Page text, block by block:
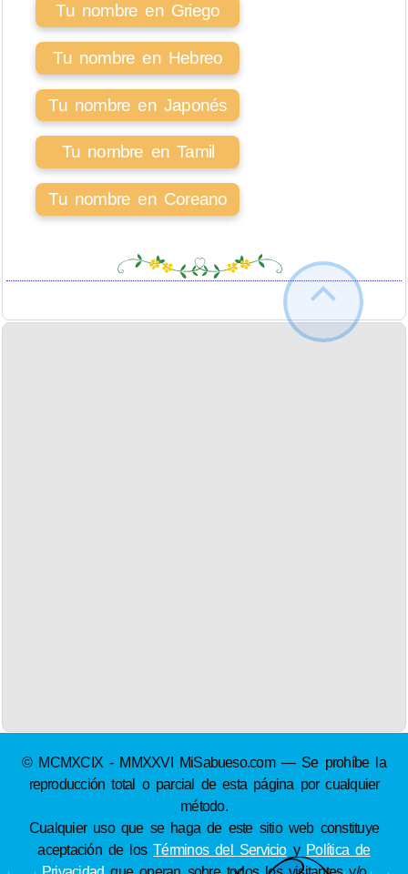
Tu nombre en Griego
Tu nombre en Hebreo
Tu nombre en Japonés
Tu nombre en Tamil
Tu nombre en Coreano
© MCMXCIX - MMXXVI MiSabueso.com — Se prohíbe la
reproducción total o parcial de esta página por cualquier
método.
Cualquier uso que se haga de este sitio web constituye
aceptación de losTérminos del Servicioy Política de